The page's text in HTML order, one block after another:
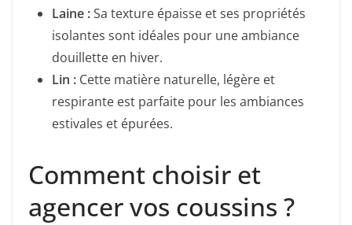
Laine :Sa texture épaisse et ses propriétés
isolantes sont idéales pour une ambiance
douillette en hiver.
Lin : Cette matière naturelle, légère et
respirante est parfaite pour les ambiances
estivales et épurées.
Comment choisir et
agencer vos coussins ?